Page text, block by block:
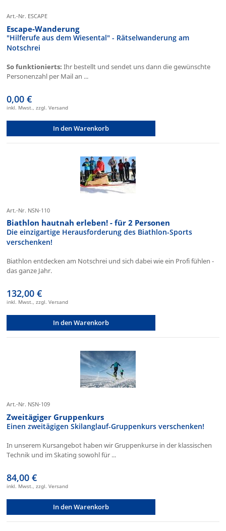
Art.-Nr. ESCAPE
Escape-Wanderung
"Hilferufe aus dem Wiesental" - Rätselwanderung am
Notschrei
So funktionierts: Ihr bestellt und sendet uns dann die gewünschte
Personenzahl per Mail an ...
0,00 €
inkl. Mwst., zzgl. Versand
In den Warenkorb
Art.-Nr. NSN-110
Biathlon hautnah erleben! - für 2 Personen
Die einzigartige Herausforderung des Biathlon-Sports
verschenken!
Biathlon entdecken am Notschrei und sich dabei wie ein Profi fühlen -
das ganze Jahr.
132,00 €
inkl. Mwst., zzgl. Versand
In den Warenkorb
Art.-Nr. NSN-109
Zweitägiger Gruppenkurs
Einen zweitägigen Skilanglauf-Gruppenkurs verschenken!
In unserem Kursangebot haben wir Gruppenkurse in der klassischen
Technik und im Skating sowohl für ...
84,00 €
inkl. Mwst., zzgl. Versand
In den Warenkorb